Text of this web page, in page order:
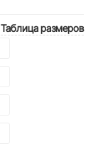
Таблица размеров